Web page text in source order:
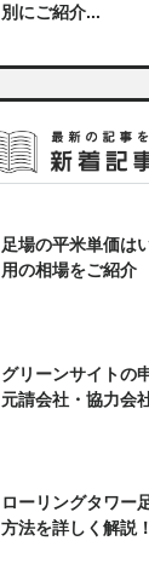
別にご紹介...
足場の平米単価は
用の相場をご紹介
グリーンサイトの
元請会社・協力会
ローリングタワー
方法を詳しく解説！